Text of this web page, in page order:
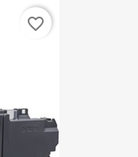
favorite_border